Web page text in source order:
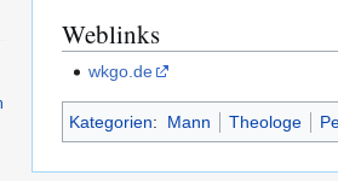
Weblinks
wkgo.de
Kategorien: Mann Theologe